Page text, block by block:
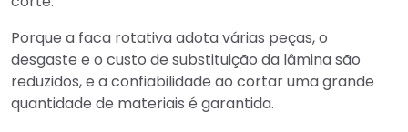
Porque a faca rotativa adota várias peças, o
desgaste e o custo de substituição da lâmina são
reduzidos, e a confiabilidade ao cortar uma grande
quantidade de materiais é garantida.